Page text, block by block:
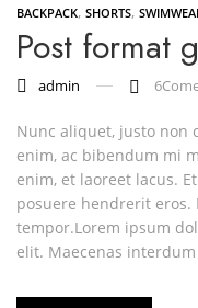
BACKPACK, SHORTS,
Post format
admin 6
Nunc aliquet, justo non
enim, ac bibendum mi
enim, et laoreet lacus.
posuere hendrerit
tempor.Lorem ipsum
elit. Maecenas